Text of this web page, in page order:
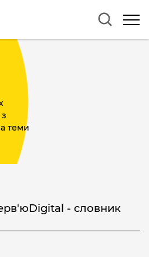
теми
Digital - словник